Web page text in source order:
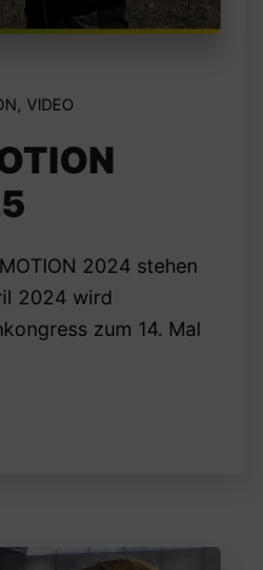
VIDEO
2024 stehen
2024 wird
zum 14. Mal